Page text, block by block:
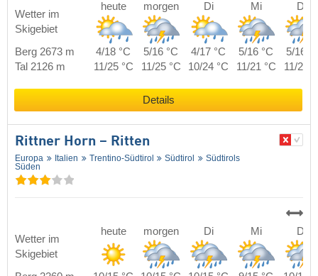
Wetter im
Skigebiet
heute morgen Di Mi Do
Berg 2673 m 4/18 °C 5/16 °C 4/17 °C 5/16 °C
5/16
Tal 2126 m
11/25 °C 11/25 °C 10/24 °C 11/21 °C 11/23
Details
Rittner Horn – Ritten
Europa Italien Trentino-Südtirol Südtirol
Südtirols
Süden
Wetter im
Skigebiet
heute morgen Di Mi Do